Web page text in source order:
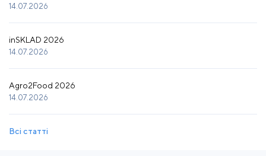
14.07.2026
inSKLAD 2026
14.07.2026
Agro2Food 2026
14.07.2026
Всі статті